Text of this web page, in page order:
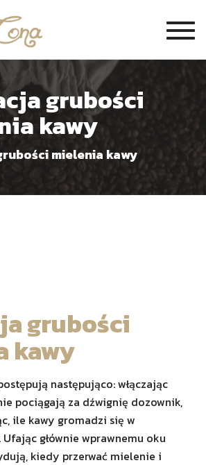
grubości
kawy
mielenia kawy
grubości
kawy
następująco: włączając
pociągają za dźwignię dozownik,
ile kawy gromadzi się w
głównie wprawnemu oku
kiedy przerwać mielenie i